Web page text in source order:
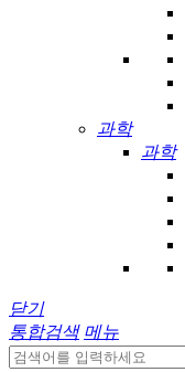
과학
과학
닫기
통합검색 메뉴